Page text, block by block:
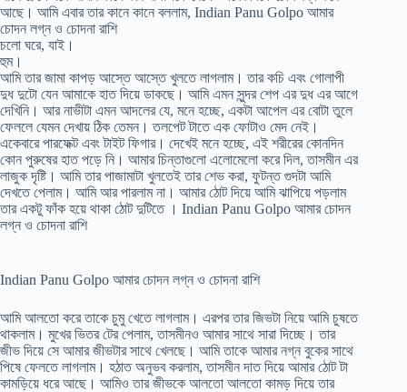
আছে। আমি এবার তার কানে কানে বললাম, Indian Panu Golpo আমার
চোদন লগ্ন ও চোদনা রাশি
চলো ঘরে, যাই।
হুম।
আমি তার জামা কাপড় আস্তে আস্তে খুলতে লাগলাম। তার কচি এবং গোলাপী
দুধ দুটো যেন আমাকে হাত দিয়ে ডাকছে। আমি এমন সুন্দর শেপ এর দুধ এর আগে
দেখিনি। আর নাভীটা এমন আদলের যে, মনে হচ্ছে, একটা আপেল এর বোটা তুলে
ফেললে যেমন দেখায় ঠিক তেমন। তলপেট টাতে এক ফোটাও মেদ নেই।
একেবারে পারফেক্ট এবং টাইট ফিগার। দেখেই মনে হচ্ছে, এই শরীরের কোনদিন
কোন পুরুষের হাত পড়ে নি। আমার চিন্তাগুলো এলোমেলো করে দিল, তাসমীন এর
লাজুক দৃষ্টি। আমি তার পাজামাটা খুলতেই তার শেভ করা, ফুটন্ত গুদটা আমি
দেখতে পেলাম। আমি আর পারলাম না। আমার ঠোট দিয়ে আমি ঝাপিয়ে পড়লাম
তার একটু ফাঁক হয়ে থাকা ঠোট দুটিতে । Indian Panu Golpo আমার চোদন
লগ্ন ও চোদনা রাশি
Indian Panu Golpo আমার চোদন লগ্ন ও চোদনা রাশি
আমি আলতো করে তাকে চুমু খেতে লাগলাম। এরপর তার জিভটা নিয়ে আমি চুষতে
থাকলাম। মুখের ভিতর টের পেলাম, তাসমীনও আমার সাথে সারা দিচ্ছে। তার
জীভ দিয়ে সে আমার জীভটার সাথে খেলছে। আমি তাকে আমার নগ্ন বুকের সাথে
পিষে ফেলতে লাগলাম। হঠাত অনুভব করলাম, তাসমীন দাত দিয়ে আমার ঠোট টা
কামড়িয়ে ধরে আছে। আমিও তার জীভকে আলতো আলতো কামড় দিয়ে তার